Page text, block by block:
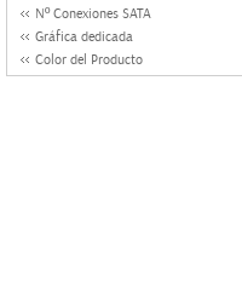
Nº Conexiones SATA
Gráfica dedicada
Color del Producto